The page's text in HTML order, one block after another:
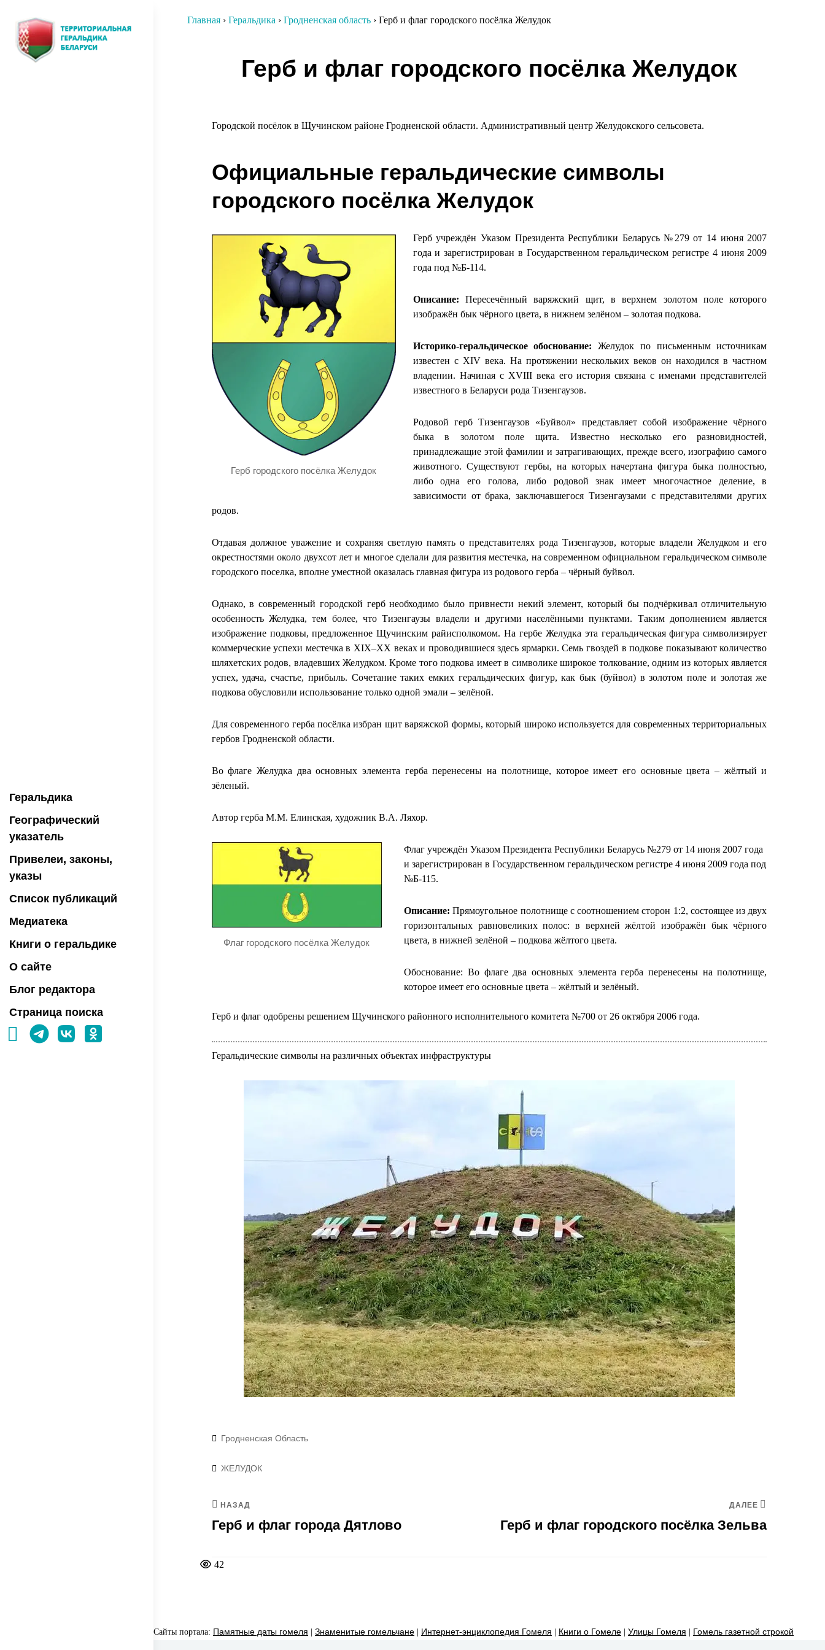
содержимому
Геральдика
Географический
указатель
Привелеи, законы,
указы
Список публикаций
Медиатека
Книги о геральдике
О сайте
Блог редактора
Страница поиска
Главная› Геральдика › Гродненская область› Герб и флаг городского посёлка Желудок
Герб и флаг городского посёлка Желудок
Городской посёлок в Щучинском районе Гродненской области. Административный центр Желудокского сельсовета.
Официальные геральдические символы
городского посёлка Желудок
Герб городского посёлка Желудок
Герб учреждён Указом Президента Республики Беларусь №279 от 14 июня 2007
года и зарегистрирован в Государственном геральдическом регистре 4 июня 2009
года под №Б-114.
Описание: Пересечённый варяжский щит, в верхнем золотом поле которого
изображён бык чёрного цвета, в нижнем зелёном – золотая подкова.
Историко-геральдическое обоснование: Желудок по письменным источникам
известен с XIV века. На протяжении нескольких веков он находился в частном
владении. Начиная с XVIII века его история связана с именами представителей
известного в Беларуси рода Тизенгаузов.
Родовой герб Тизенгаузов «Буйвол» представляет собой изображение чёрного
быка в золотом поле щита. Известно несколько его разновидностей,
принадлежащие этой фамилии и затрагивающих, прежде всего, изографию самого
животного. Существуют гербы, на которых начертана фигура быка полностью,
либо одна его голова, либо родовой знак имеет многочастное деление, в
зависимости от брака, заключавшегося Тизенгаузами с представителями других
родов.
Отдавая должное уважение и сохраняя светлую память о представителях рода Тизенгаузов, которые владели Желудком и его
окрестностями около двухсот лет и многое сделали для развития местечка, на современном официальном геральдическом символе
городского поселка, вполне уместной оказалась главная фигура из родового герба – чёрный буйвол.
Однако, в современный городской герб необходимо было привнести некий элемент, который бы подчёркивал отличительную
особенность Желудка, тем более, что Тизенгаузы владели и другими населёнными пунктами. Таким дополнением является
изображение подковы, предложенное Щучинским райисполкомом. На гербе Желудка эта геральдическая фигура символизирует
коммерческие успехи местечка в XIX–XX веках и проводившиеся здесь ярмарки. Семь гвоздей в подкове показывают количество
шляхетских родов, владевших Желудком. Кроме того подкова имеет в символике широкое толкование, одним из которых является
успех, удача, счастье, прибыль. Сочетание таких емких геральдических фигур, как бык (буйвол) в золотом поле и золотая же
подкова обусловили использование только одной эмали – зелёной.
Для современного герба посёлка избран щит варяжской формы, который широко используется для современных территориальных
гербов Гродненской области.
Во флаге Желудка два основных элемента герба перенесены на полотнище, которое имеет его основные цвета – жёлтый и
зёленый.
Автор герба М.М. Елинская, художник В.А. Ляхор.
Флаг городского посёлка Желудок
Флаг учреждён Указом Президента Республики Беларусь №279 от 14 июня 2007 года
и зарегистрирован в Государственном геральдическом регистре 4 июня 2009 года под
№Б-115.
Описание: Прямоугольное полотнище с соотношением сторон 1:2, состоящее из двух
горизонтальных равновеликих полос: в верхней жёлтой изображён бык чёрного
цвета, в нижней зелёной – подкова жёлтого цвета.
Обоснование: Во флаге два основных элемента герба перенесены на полотнище,
которое имеет его основные цвета – жёлтый и зелёный.
Герб и флаг одобрены решением Щучинского районного исполнительного комитета №700 от 26 октября 2006 года.
Геральдические символы на различных объектах инфраструктуры
Рубрики
Гродненская Область
Метки
ЖЕЛУДОК
Навигация
записям
НАЗАД
Герб и флаг города Дятлово
ДАЛЕЕ
Герб и флаг городского посёлка Зельва
42
Сайты портала: Памятные даты гомеля | Знаменитые гомельчане | Интернет-энциклопедия Гомеля | Книги о Гомеле | Улицы Гомеля | Гомель газетной строкой